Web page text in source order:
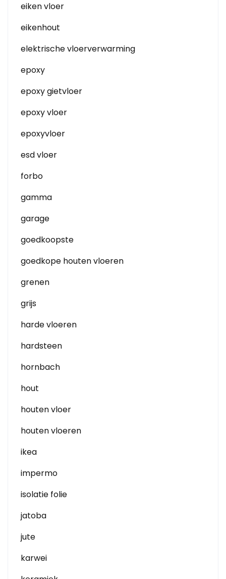
eiken vloer
eikenhout
elektrische vloerverwarming
epoxy
epoxy gietvloer
epoxy vloer
epoxyvloer
esd vloer
forbo
gamma
garage
goedkoopste
goedkope houten vloeren
grenen
grijs
harde vloeren
hardsteen
hornbach
hout
houten vloer
houten vloeren
ikea
impermo
isolatie folie
jatoba
jute
karwei